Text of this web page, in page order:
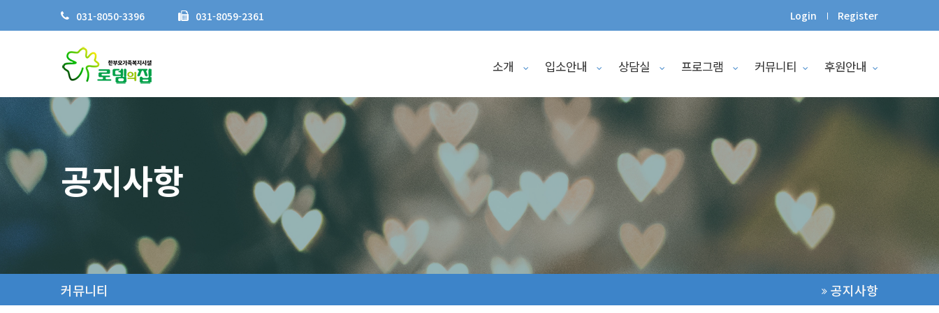
031-8050-3396 031-8059-2361 Login Register
소개 입소안내 상담실 프로그램 커뮤니티 후원안내
공지사항
커뮤니티 공지사항